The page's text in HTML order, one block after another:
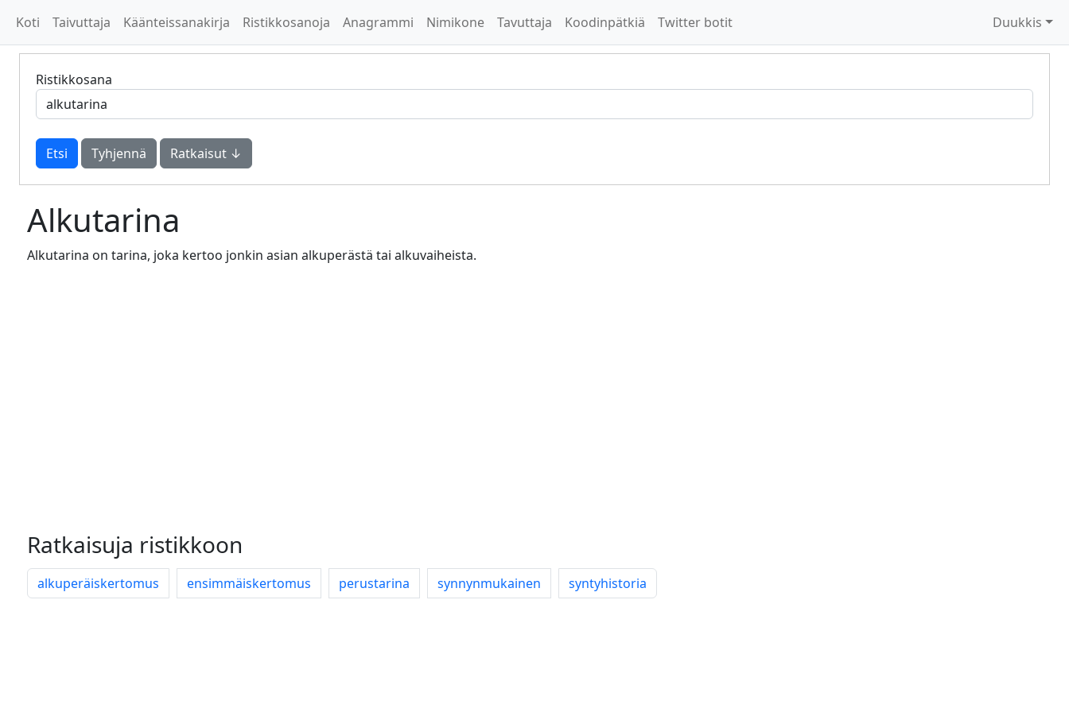
Koti Taivuttaja Käänteissanakirja Ristikkosanoja Anagrammi Nimikone Tavuttaja Koodinpätkiä Twitter botit Duukkis
Ristikkosana
Tyhjennä Ratkaisut ↓
Alkutarina
Alkutarina on tarina, joka kertoo jonkin asian alkuperästä tai alkuvaiheista.
Ratkaisuja ristikkoon
alkuperäiskertomus ensimmäiskertomus perustarina synnynmukainen syntyhistoria